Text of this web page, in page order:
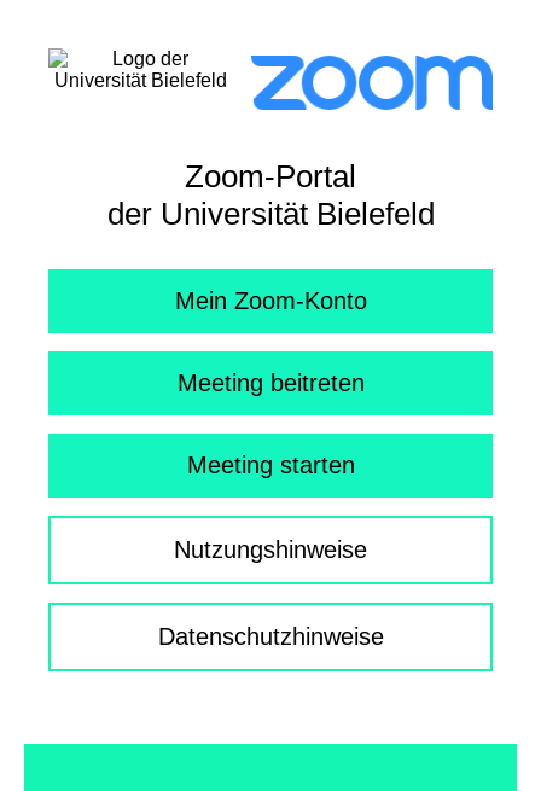
Zoom-Portal
der Universität Bielefeld
Mein Zoom-Konto
Meeting beitreten
Meeting starten
Nutzungshinweise
Datenschutzhinweise